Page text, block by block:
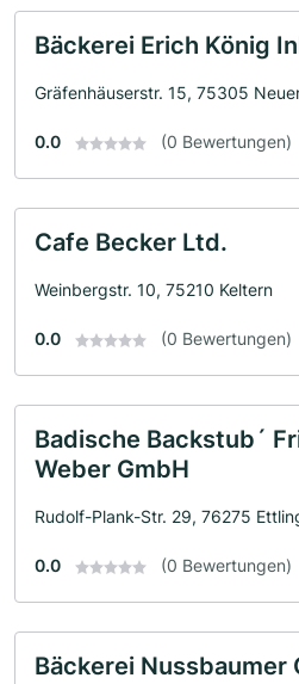
Bäckerei Erich König
Gräfenhäuserstr. 15, 75305
0.0 (0 Bewertungen)
Cafe Becker Ltd.
Weinbergstr. 10, 75210 Keltern
0.0 (0 Bewertungen)
Badische Backstub´
Weber GmbH
Rudolf-Plank-Str. 29, 76275
0.0 (0 Bewertungen)
Bäckerei Nussbaumer